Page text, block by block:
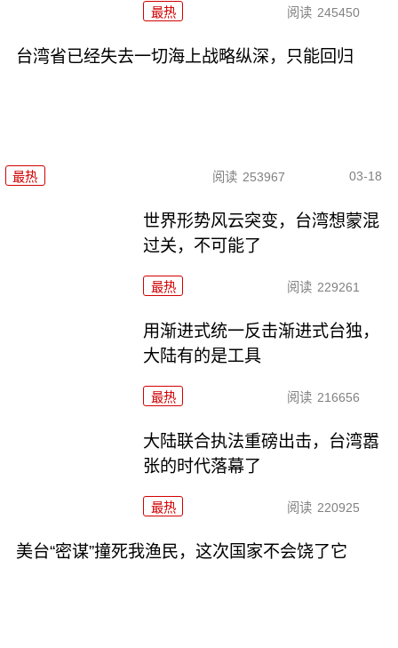
最热 阅读 245450
台湾省已经失去一切海上战略纵深，只能回归
最热 阅读 253967 03-18
世界形势风云突变，台湾想蒙混
过关，不可能了
最热 阅读 229261
用渐进式统一反击渐进式台独，
大陆有的是工具
最热 阅读 216656
大陆联合执法重磅出击，台湾嚣
张的时代落幕了
最热 阅读 220925
美台“密谋”撞死我渔民，这次国家不会饶了它